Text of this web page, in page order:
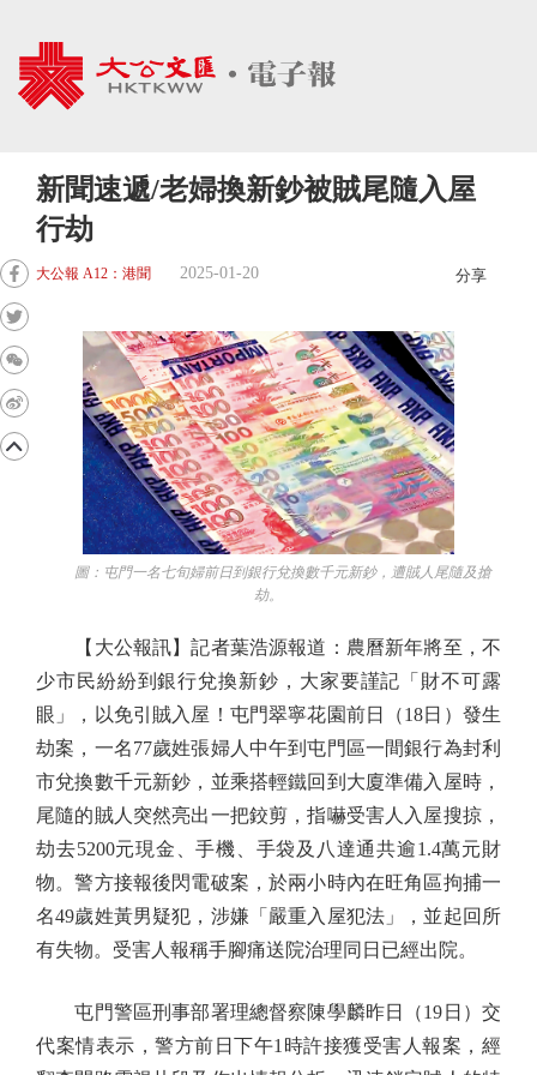
新聞速遞/老婦換新鈔被賊尾隨入屋
行劫
大公報 A12：港聞 2025-01-20 分享
圖：屯門一名七旬婦前日到銀行兌換數千元新鈔，遭賊人尾隨及搶
劫。
【大公報訊】記者葉浩源報道：農曆新年將至，不
少市民紛紛到銀行兌換新鈔，大家要謹記「財不可露
眼」，以免引賊入屋！屯門翠寧花園前日（18日）發生
劫案，一名77歲姓張婦人中午到屯門區一間銀行為封利
市兌換數千元新鈔，並乘搭輕鐵回到大廈準備入屋時，
尾隨的賊人突然亮出一把鉸剪，指嚇受害人入屋搜掠，
劫去5200元現金、手機、手袋及八達通共逾1.4萬元財
物。警方接報後閃電破案，於兩小時內在旺角區拘捕一
名49歲姓黃男疑犯，涉嫌「嚴重入屋犯法」，並起回所
有失物。受害人報稱手腳痛送院治理同日已經出院。
屯門警區刑事部署理總督察陳學麟昨日（19日）交
代案情表示，警方前日下午1時許接獲受害人報案，經